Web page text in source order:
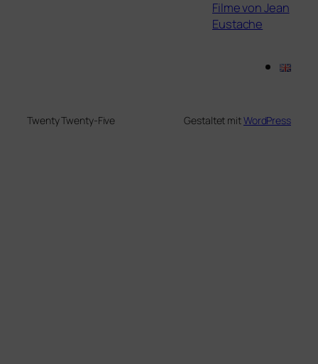
Filme von Jean
Eustache
Twenty Twenty-Five Gestaltet mitWordPress